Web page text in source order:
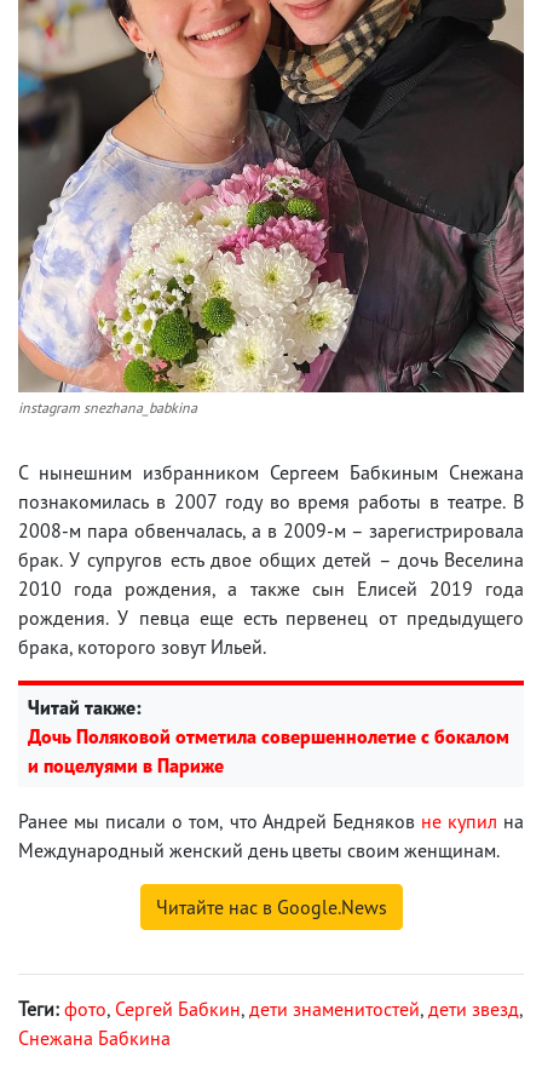
instagram snezhana_babkina
С нынешним избранником Сергеем Бабкиным Снежана
познакомилась в 2007 году во время работы в театре. В
2008-м пара обвенчалась, а в 2009-м – зарегистрировала
брак. У супругов есть двое общих детей – дочь Веселина
2010 года рождения, а также сын Елисей 2019 года
рождения. У певца еще есть первенец от предыдущего
брака, которого зовут Ильей.
Читай также:
Дочь Поляковой отметила совершеннолетие с бокалом
и поцелуями в Париже
Ранее мы писали о том, что Андрей Бедняков не купил на
Международный женский день цветы своим женщинам.
Читайте нас в Google.News
Теги: фото, Сергей Бабкин, дети знаменитостей, дети звезд,
Снежана Бабкина